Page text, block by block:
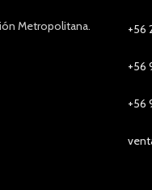
Metropolitana.
+56
+56
+56